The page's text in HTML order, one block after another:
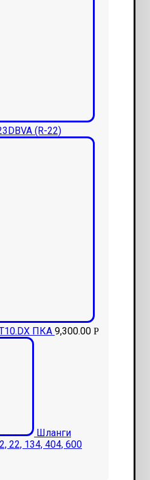
(R-22)
ПКА 9,300.00 Р
Шланги
22, 134, 404, 600